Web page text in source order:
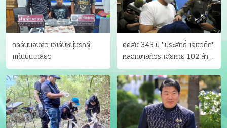
กดดันมอบตัว ยิงดับหนุ่มรถตู้
แค้นปีนเกลียว
ตัดสิน 343 ปี "ประสิทธิ์ เจียวก๊ก"
หลอกขายทัวร์ เสียหาย 102 ล้าน
มีเหยื่อ 173 คน